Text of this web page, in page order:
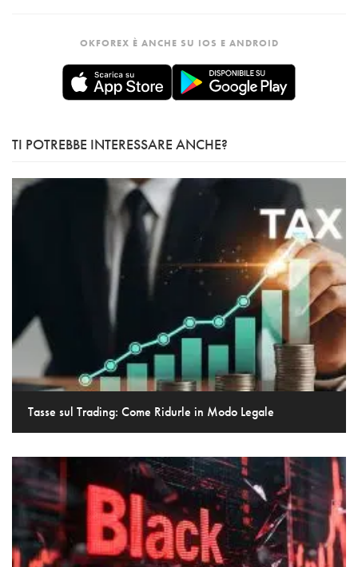
OKFOREX È ANCHE SU IOS E ANDROID
TI POTREBBE INTERESSARE ANCHE?
Tasse sul Trading: Come Ridurle in Modo Legale